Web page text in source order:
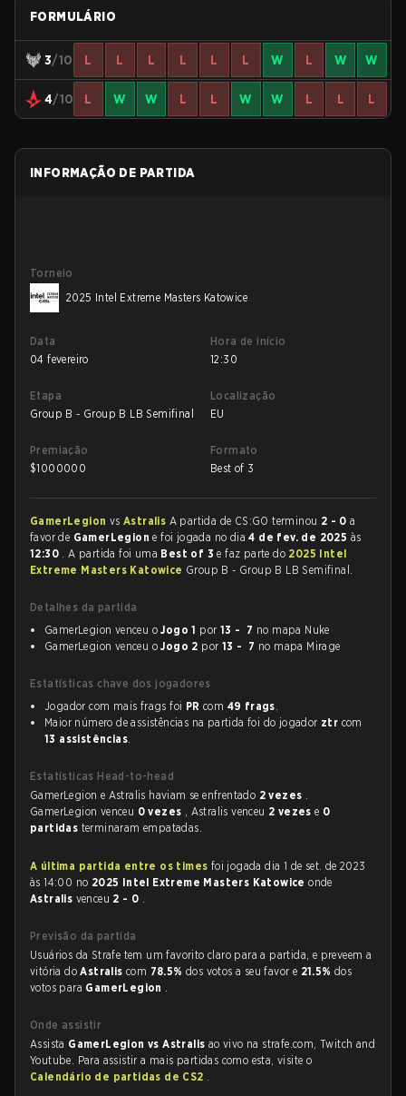
FORMULÁRIO
3/10 L L L L L L W L W W
4/10 L W W L L W W L L L
INFORMAÇÃO DE PARTIDA
Torneio
2025 Intel Extreme Masters Katowice
Data
04 fevereiro
Hora de início
12:30
Etapa
Group B - Group B LB Semifinal
Localização
EU
Premiação
$1000000
Formato
Best of 3
GamerLegion vsAstralis A partida de CS:GO terminou 2 - 0 a
favor de GamerLegione foi jogada no dia4 de fev. de 2025 às
12:30 . A partida foi uma Best of 3e faz parte do 2025 Intel
Extreme Masters Katowice Group B - Group B LB Semifinal.
Detalhes da partida
GamerLegion venceu oJogo 1 por 13 - 7 no mapa Nuke
GamerLegion venceu oJogo 2 por 13 - 7 no mapa Mirage
Estatísticas chave dos jogadores
Jogador com mais frags foi PR com 49 frags.
Maior número de assistências na partida foi do jogador ztr com
13 assistências.
Estatísticas Head-to-head
GamerLegion e Astralis haviam se enfrentado 2 vezes .
GamerLegion venceu 0 vezes , Astralis venceu 2 vezese 0
partidas terminaram empatadas.
A última partida entre os times foi jogada dia 1 de set. de 2023
às 14:00 no 2025 Intel Extreme Masters Katowiceonde
Astralis venceu 2 - 0 .
Previsão da partida
Usuários da Strafe tem um favorito claro para a partida, e preveem a
vitória doAstraliscom 78.5%dos votos a seu favor e 21.5%dos
votos para GamerLegion .
Onde assistir
Assista GamerLegion vs Astralis ao vivo na strafe.com, Twitch and
Youtube. Para assistir a mais partidas como esta, visite o
Calendário de partidas de CS2 .